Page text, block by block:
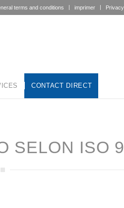
terms and conditions imprimer
CONTACT DIRECT
SELON ISO